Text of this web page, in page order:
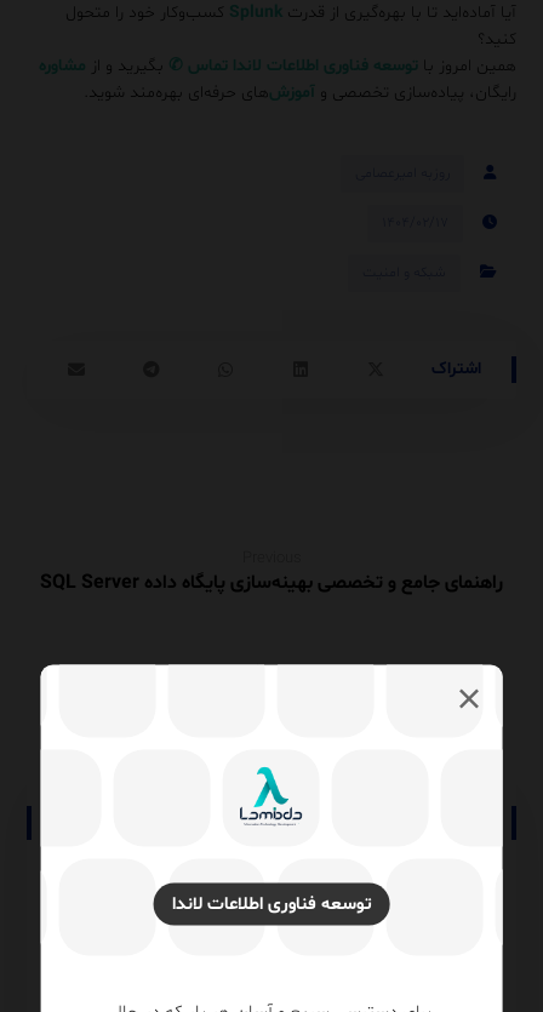
توسعه فناوری اطلاعات لاندا
آیا آماده‌اید تا با بهره‌گیری از قدرتSplunk کسب‌وکار خود را متحول
کنید؟
همین امروز با توسعه فناوری اطلاعات لاندا تماس ✆ بگیرید و از مشاوره
رایگان، پیاده‌سازی تخصصی وآموزش‌های حرفه‌ای بهره‌مند شوید.
راهنمای جامع و تخصصی بهینه‌سازی پایگاه داده SQL Server
Next
نوشته های مرتبط